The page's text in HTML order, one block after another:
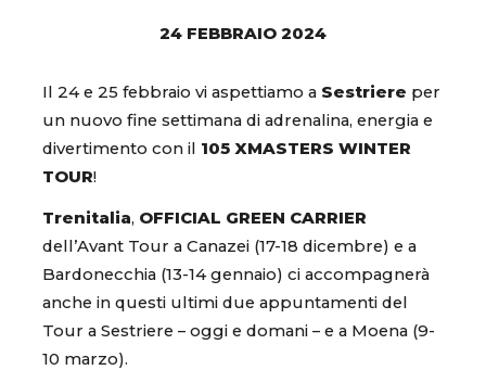
24 FEBBRAIO 2024
Il 24 e 25 febbraio vi aspettiamo a Sestriere per
un nuovo fine settimana di adrenalina, energia e
divertimento con il 105 XMASTERS WINTER
TOUR!
Trenitalia, OFFICIAL GREEN CARRIER
dell’Avant Tour a Canazei (17-18 dicembre) e a
Bardonecchia (13-14 gennaio) ci accompagnerà
anche in questi ultimi due appuntamenti del
Tour a Sestriere – oggi e domani – e a Moena (9-
10 marzo).